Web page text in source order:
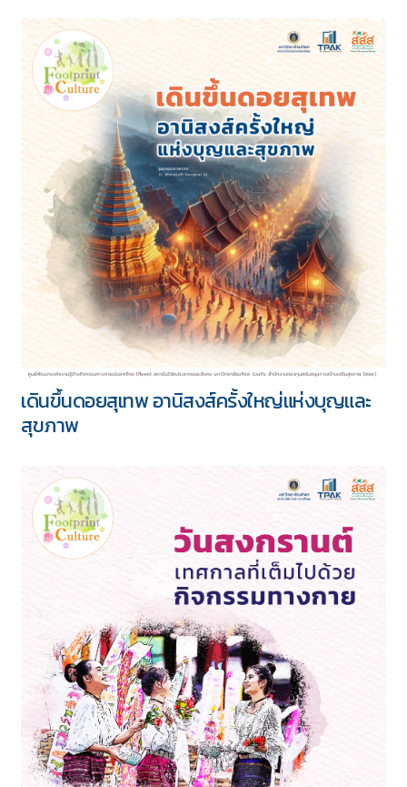
เดินขึ้นดอยสุเทพ อานิสงส์ครั้งใหญ่แห่งบุญและ
สุขภาพ